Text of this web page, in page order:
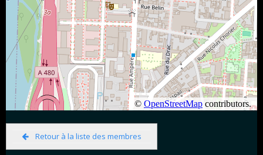
Retour à la liste des membres